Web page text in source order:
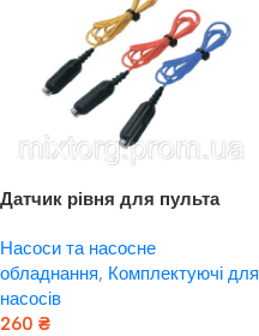
Датчик рівня для пульта
(779560)
Насоси та насосне
обладнання, Комплектуючі для
насосів
260 ₴